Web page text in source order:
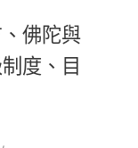
、佛陀與
度、目